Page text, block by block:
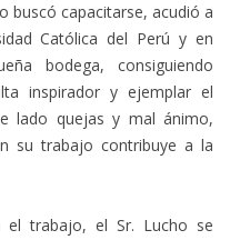
buscó capacitarse, acudió a
Católica del Perú y en
bodega, consiguiendo
inspirador y ejemplar el
lado quejas y mal ánimo,
su trabajo contribuye a la
el trabajo, el Sr. Lucho se